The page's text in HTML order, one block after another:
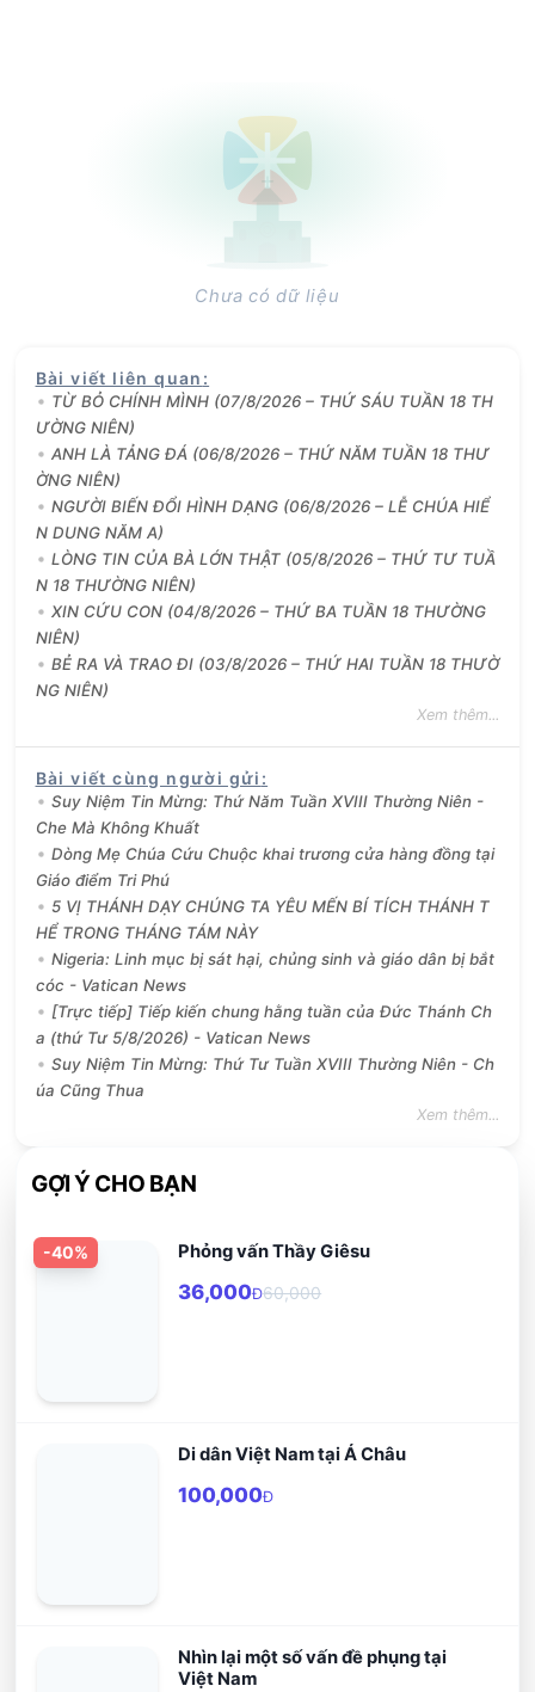
Chưa có dữ liệu
Bài viết liên quan :
TỪ BỎ CHÍNH MÌNH (07/8/2026 – THỨ SÁU TUẦN 18 TH
ƯỜNG NIÊN)
ANH LÀ TẢNG ĐÁ (06/8/2026 – THỨ NĂM TUẦN 18 THƯ
ỜNG NIÊN)
NGƯỜI BIẾN ĐỔI HÌNH DẠNG (06/8/2026 – LỄ CHÚA HIỂ
N DUNG NĂM A)
LÒNG TIN CỦA BÀ LỚN THẬT (05/8/2026 – THỨ TƯ TUẦ
N 18 THƯỜNG NIÊN)
XIN CỨU CON (04/8/2026 – THỨ BA TUẦN 18 THƯỜNG
NIÊN)
BẺ RA VÀ TRAO ĐI (03/8/2026 – THỨ HAI TUẦN 18 THƯỜ
NG NIÊN)
Xem thêm...
Bài viết cùng người gửi :
Suy Niệm Tin Mừng: Thứ Năm Tuần XVIII Thường Niên -
Che Mà Không Khuất
Dòng Mẹ Chúa Cứu Chuộc khai trương cửa hàng đồng tại
Giáo điểm Tri Phú
5 VỊ THÁNH DẠY CHÚNG TA YÊU MẾN BÍ TÍCH THÁNH T
HỂ TRONG THÁNG TÁM NÀY
Nigeria: Linh mục bị sát hại, chủng sinh và giáo dân bị bắt
cóc - Vatican News
[Trực tiếp] Tiếp kiến chung hằng tuần của Đức Thánh Ch
a (thứ Tư 5/8/2026) - Vatican News
Suy Niệm Tin Mừng: Thứ Tư Tuần XVIII Thường Niên - Ch
úa Cũng Thua
Xem thêm...
GỢI Ý CHO BẠN
-40% Phỏng vấn Thầy Giêsu
36,000Đ60,000
Di dân Việt Nam tại Á Châu
100,000Đ
Nhìn lại một số vấn đề phụng tại
Việt Nam